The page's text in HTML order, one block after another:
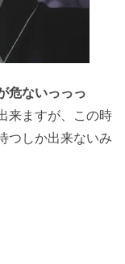
危ないっっっ
来ますが、この時
つしか出来ないみ